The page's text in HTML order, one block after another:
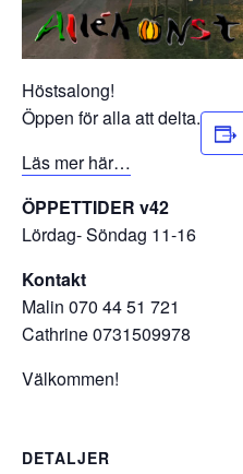
Höstsalong!
Öppen för alla att delta.
Läs mer här…
ÖPPETTIDER v42
Lördag- Söndag 11-16
Kontakt
Malin 070 44 51 721
Cathrine 0731509978
Välkommen!
DETALJER